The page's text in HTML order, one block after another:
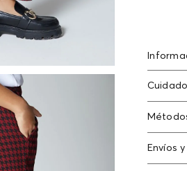
Envíos